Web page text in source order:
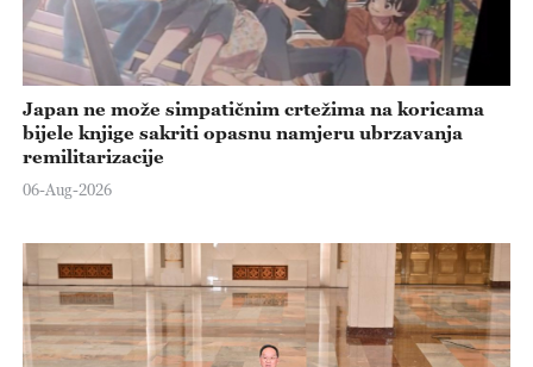
Japan ne može simpatičnim crtežima na koricama
bijele knjige sakriti opasnu namjeru ubrzavanja
remilitarizacije
06-Aug-2026